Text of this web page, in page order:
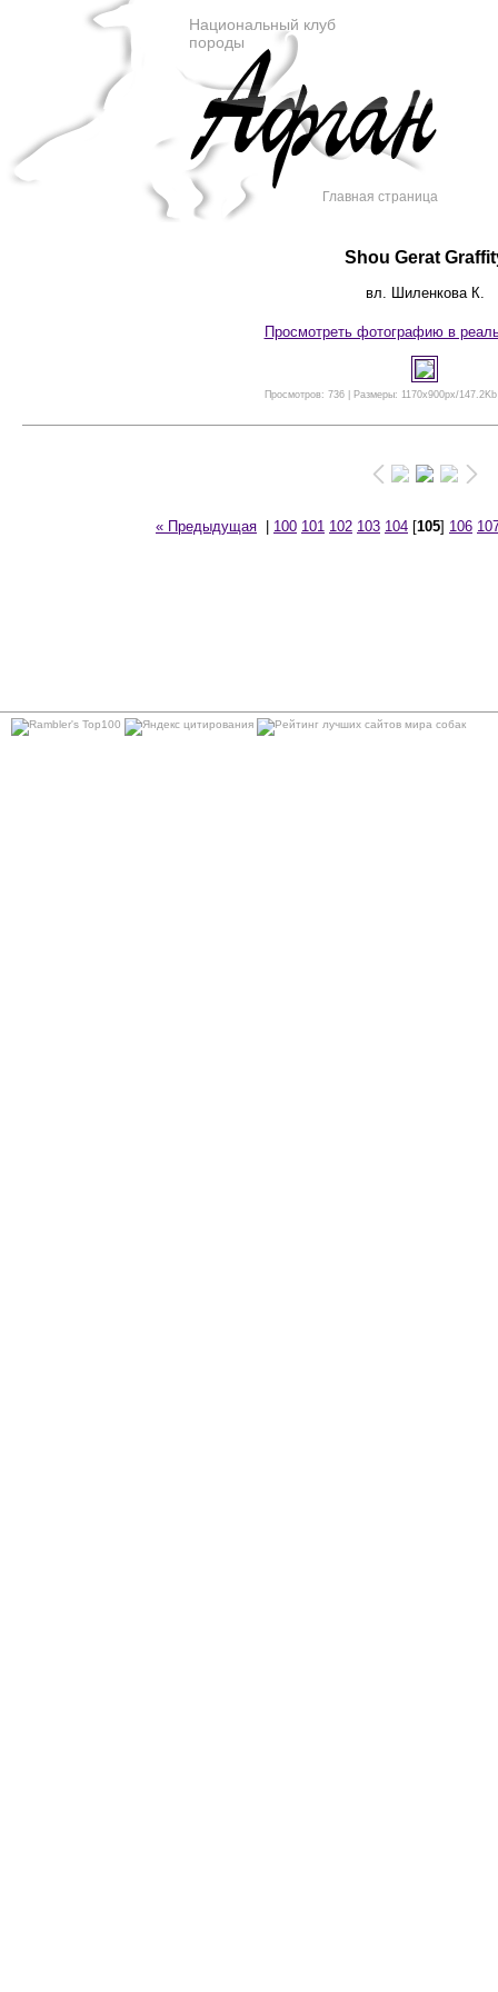
Национальный клуб
породы
Главная страница
Shou Gerat
вл. Шиленкова К.
Просмотреть фотографию в
Просмотров: 736 | Размеры: 1170x900px/
« Предыдущая 100 101 102 103 104 [105] 106